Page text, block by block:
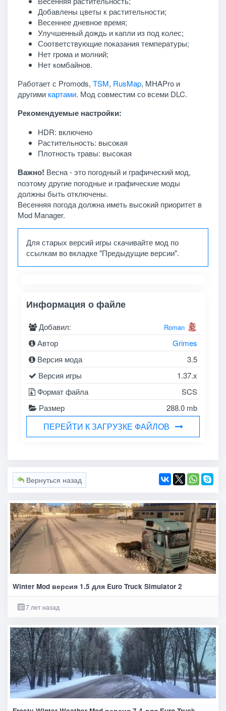
Добавлены цветы к растительности;
Весеннее дневное время;
Улучшенный дождь и капли из под колес;
Соответствующие показания температуры;
Нет грома и молний;
Нет комбайнов.
Работает с Promods, TSM, RusMap, MHAPro и
другими картами. Мод совместим со всеми DLC.
Рекомендуемые настройки:
HDR: включено
Растительность: высокая
Плотность травы: высокая
Важно! Весна - это погодный и графический мод,
поэтому другие погодные и графические моды
должны быть отключены.
Весенняя погода должна иметь высокий приоритет в
Mod Manager.
Для старых версий игры скачивайте мод по
ссылкам во вкладке "Предыдущие версии".
Информация о файле
Добавил: Roman
Автор
Grimes
Версия мода
3.5
Версия игры
1.37.x
Формат файла
SCS
Размер
288.0 mb
ПЕРЕЙТИ К ЗАГРУЗКЕ ФАЙЛОВ
Вернуться назад
Winter Mod версия 1.5 для Euro Truck Simulator 2
7 лет назад